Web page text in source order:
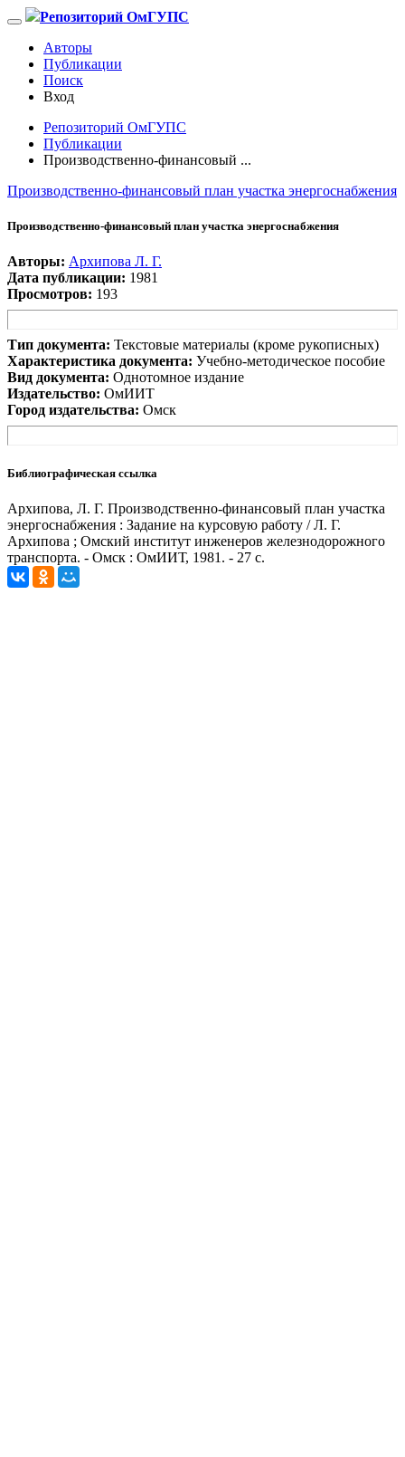
Репозиторий ОмГУПС
Авторы
Публикации
Поиск
Вход
Репозиторий ОмГУПС
Публикации
Производственно-финансовый ...
Производственно-финансовый план участка энергоснабжения
Производственно-финансовый план участка энергоснабжения
Авторы: Архипова Л. Г.
Дата публикации: 1981
Просмотров: 193
Тип документа: Текстовые материалы (кроме рукописных)
Характеристика документа: Учебно-методическое пособие
Вид документа: Однотомное издание
Издательство: ОмИИТ
Город издательства: Омск
Библиографическая ссылка
Архипова, Л. Г. Производственно-финансовый план участка
энергоснабжения : Задание на курсовую работу / Л. Г.
Архипова ; Омский институт инженеров железнодорожного
транспорта. - Омск : ОмИИТ, 1981. - 27 с.